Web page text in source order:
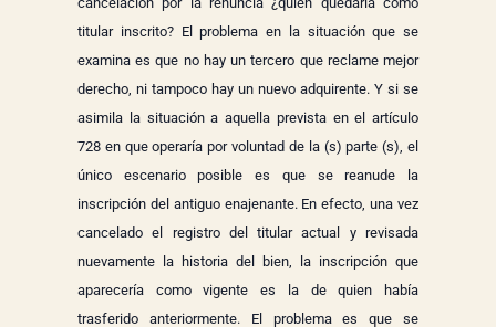
titular inscrito? El problema en la situación que se
examina es que no hay un tercero que reclame mejor
derecho, ni tampoco hay un nuevo adquirente. Y si se
asimila la situación a aquella prevista en el artículo
728 en que operaría por voluntad de la (s) parte (s), el
único escenario posible es que se reanude la
inscripción del antiguo enajenante. En efecto, una vez
cancelado el registro del titular actual y revisada
nuevamente la historia del bien, la inscripción que
aparecería como vigente es la de quien había
trasferido anteriormente. El problema es que se